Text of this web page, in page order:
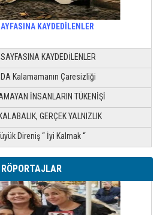
KAYDEDİLENLER
KAYDEDİLENLER
Kalamamanın Çaresizliği
İNSANLARIN TÜKENİŞİ
GERÇEK YALNIZLIK
Direniş “ İyi Kalmak “
RÖPORTAJLAR